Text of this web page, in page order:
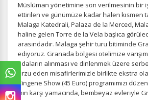
Müslüman yönetimine son verilmesinin bir
ettirilen ve günümüze kadar halen kısmen
Malaga Katedrali, Palaza de la Merced,
haline gelen Torre de la Vela başlıca
arasındadır. Malaga şehir turu bitiminde
ediyoruz. Granada bölgesi otelimize
odaların alınması ve dinlenmek üzere
arzu eden misafirlerimizle birlikte ekstra
Çingene Show (45 Euro) programımızı
‘nın karşı yamacında, bembeyaz evleriyle